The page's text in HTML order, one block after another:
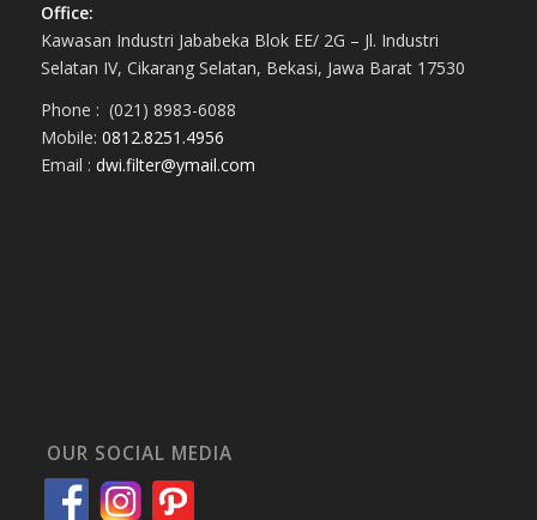
Office:
Kawasan Industri Jababeka Blok EE/ 2G – Jl. Industri
Selatan IV, Cikarang Selatan, Bekasi, Jawa Barat 17530
Phone : (021) 8983-6088
Mobile: 0812.8251.4956
Email : dwi.filter@ymail.com
OUR SOCIAL MEDIA